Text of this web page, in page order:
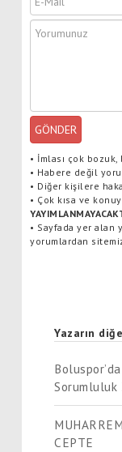
GÖNDER
• İmlası çok
• Habere değil
• Diğer kişilere
• Çok kısa ve
• Sayfada yer alan
yorumlardan
Yazarın
Sorumluluk
CEPTE